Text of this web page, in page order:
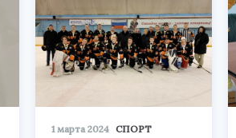
1 марта 2024 СПОРТ